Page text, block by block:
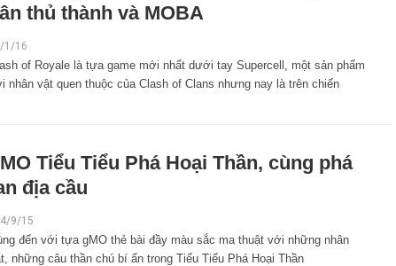
thủ thành và MOBA
1/16
of Royale là tựa game mới nhất dưới tay Supercell, một sản phẩm
nhân vật quen thuộc của Clash of Clans nhưng nay là trên chiến
Tiểu Tiểu Phá Hoại Thần, cùng phá
địa cầu
9/15
đến với tựa gMO thẻ bài đầy màu sắc ma thuật với những nhân
những câu thần chú bí ẩn trong Tiểu Tiểu Phá Hoại Thần